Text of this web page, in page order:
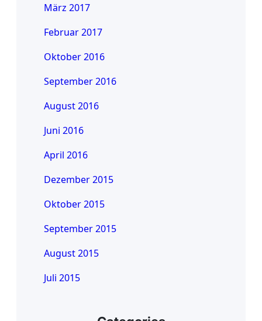
März 2017
Februar 2017
Oktober 2016
September 2016
August 2016
Juni 2016
April 2016
Dezember 2015
Oktober 2015
September 2015
August 2015
Juli 2015